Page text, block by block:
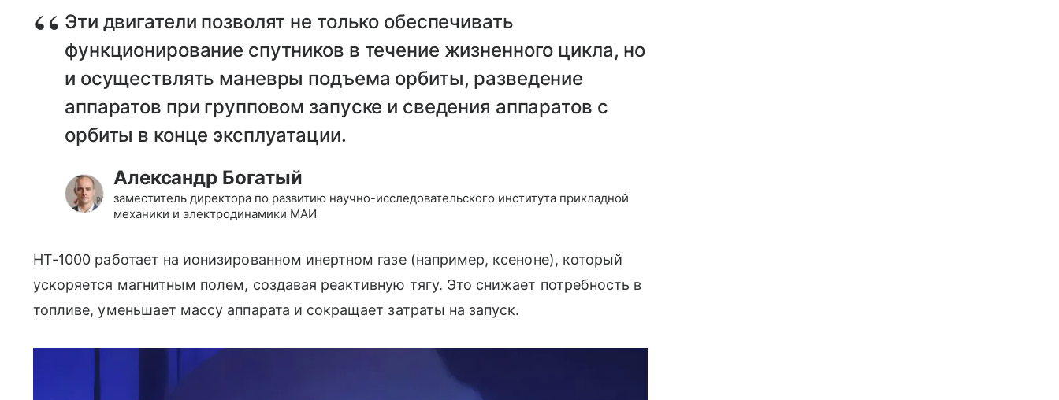
Эти двигатели позволят не только обеспечивать
функционирование спутников в течение жизненного цикла, но
и осуществлять маневры подъема орбиты, разведение
аппаратов при групповом запуске и сведения аппаратов с
орбиты в конце эксплуатации.
Александр Богатый
заместитель директора по развитию научно-исследовательского института прикладной
механики и электродинамики МАИ
HT-1000 работает на ионизированном инертном газе (например, ксеноне), который
ускоряется магнитным полем, создавая реактивную тягу. Это снижает потребность в
топливе, уменьшает массу аппарата и сокращает затраты на запуск.